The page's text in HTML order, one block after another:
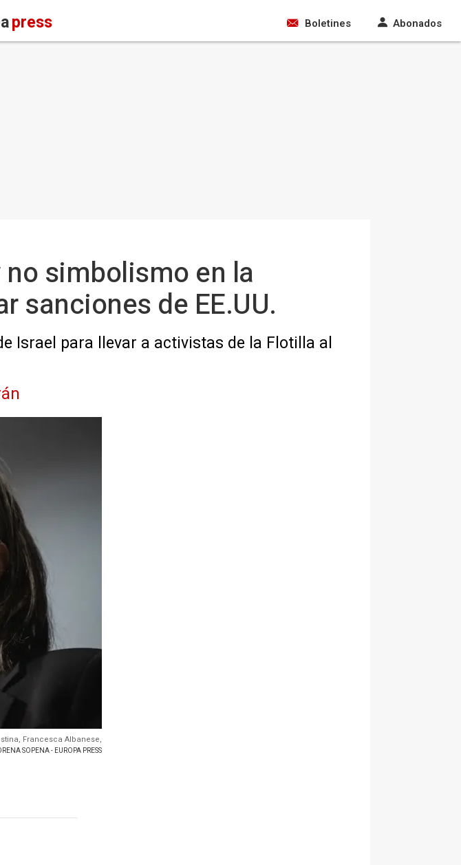
press Boletines Abonados
simbolismo en la
sanciones de EE.UU.
Israel para llevar a activistas de la Flotilla al
Francesca Albanese,
SOPENA - EUROPA PRESS